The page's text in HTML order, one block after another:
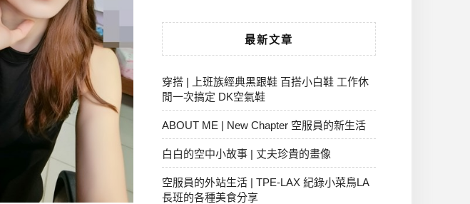
最新文章
穿搭 | 上班族經典黑跟鞋 百搭小白鞋 工作休
閒一次搞定 DK空氣鞋
ABOUT ME | New Chapter 空服員的新生活
白白的空中小故事 | 丈夫珍貴的畫像
空服員的外站生活 | TPE-LAX 紀錄小菜鳥LA
長班的各種美食分享